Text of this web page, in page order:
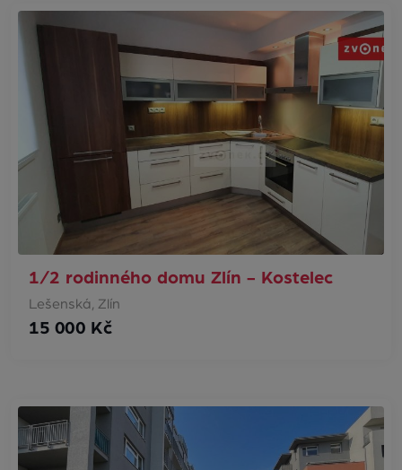
1/2 rodinného domu Zlín - Kostelec
Lešenská, Zlín
15 000 Kč